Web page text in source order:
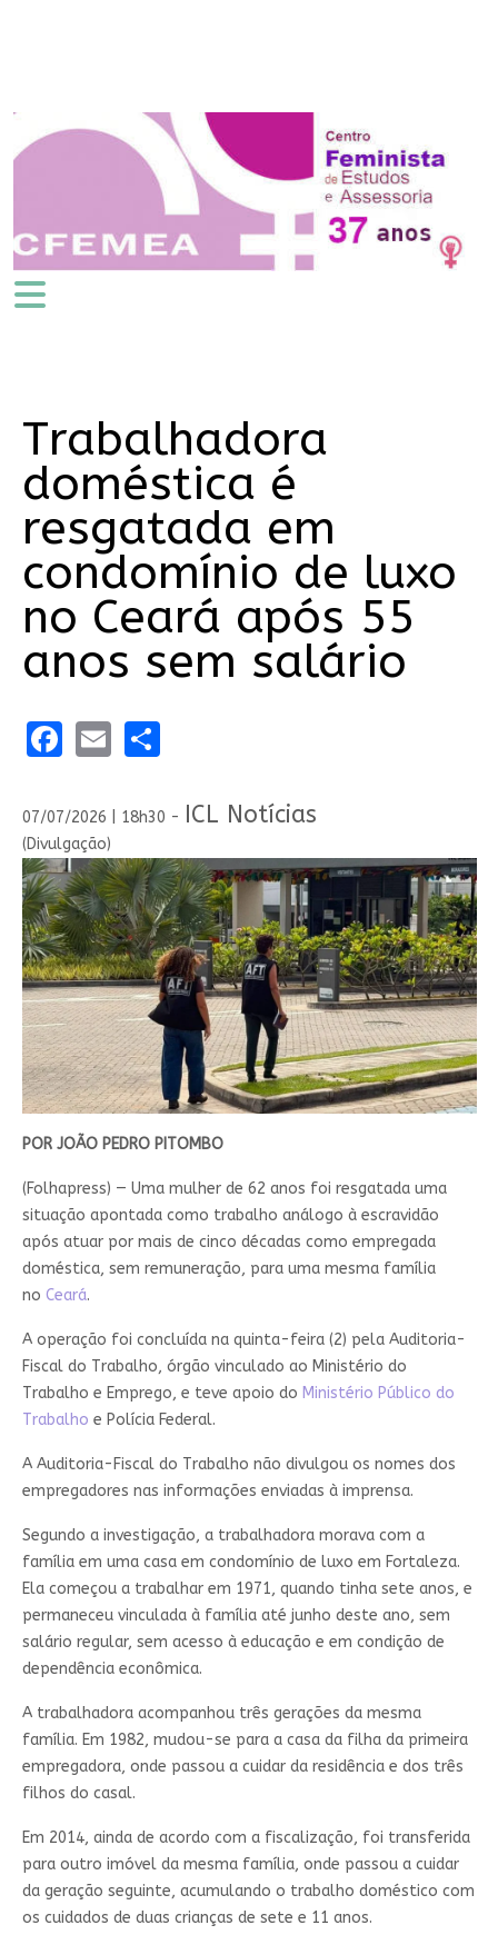
Trabalhadora
doméstica é
resgatada em
condomínio de luxo
no Ceará após 55
anos sem salário
Facebook
EmailShare
07/07/2026 | 18h30 - ICL Notícias
(Divulgação)
POR JOÃO PEDRO PITOMBO
(Folhapress) — Uma mulher de 62 anos foi resgatada uma
situação apontada como trabalho análogo à escravidão
após atuar por mais de cinco décadas como empregada
doméstica, sem remuneração, para uma mesma família
no Ceará.
A operação foi concluída na quinta-feira (2) pela Auditoria-
Fiscal do Trabalho, órgão vinculado ao Ministério do
Trabalho e Emprego, e teve apoio do Ministério Público do
Trabalho e Polícia Federal.
A Auditoria-Fiscal do Trabalho não divulgou os nomes dos
empregadores nas informações enviadas à imprensa.
Segundo a investigação, a trabalhadora morava com a
família em uma casa em condomínio de luxo em Fortaleza.
Ela começou a trabalhar em 1971, quando tinha sete anos, e
permaneceu vinculada à família até junho deste ano, sem
salário regular, sem acesso à educação e em condição de
dependência econômica.
A trabalhadora acompanhou três gerações da mesma
família. Em 1982, mudou-se para a casa da filha da primeira
empregadora, onde passou a cuidar da residência e dos três
filhos do casal.
Em 2014, ainda de acordo com a fiscalização, foi transferida
para outro imóvel da mesma família, onde passou a cuidar
da geração seguinte, acumulando o trabalho doméstico com
os cuidados de duas crianças de sete e 11 anos.